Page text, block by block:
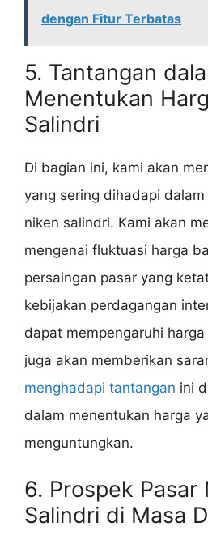
dengan Fitur Terbatas
5. Tantangan
Menentukan
Salindri
Di bagian ini, kami akan
yang sering dihadapi
niken salindri. Kami akan
mengenai fluktuasi harga
persaingan pasar yang
kebijakan perdagangan
dapat mempengaruhi
juga akan memberikan
menghadapi tantangan ini
dalam menentukan harga
menguntungkan.
6. Prospek Pasar
Salindri di Masa